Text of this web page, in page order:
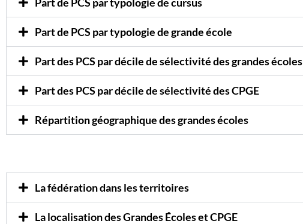
Part de PCS par typologie de grande école
Part des PCS par décile de sélectivité des grandes écoles
Part des PCS par décile de sélectivité des CPGE
Répartition géographique des grandes écoles
La fédération dans les territoires
La localisation des Grandes Écoles et CPGE